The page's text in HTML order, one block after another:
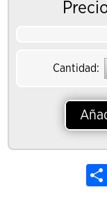
Cantidad: